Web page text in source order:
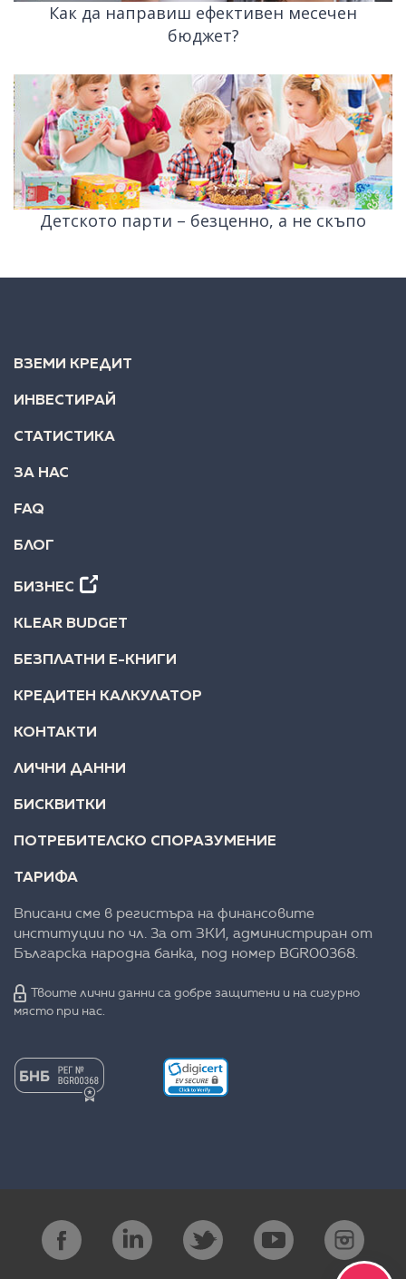
Как да направиш ефективен месечен
бюджет?
Детското парти – безценно, а не скъпо
ВЗЕМИ КРЕДИТ
ИНВЕСТИРАЙ
СТАТИСТИКА
ЗА НАС
FAQ
БЛОГ
БИЗНЕС
KLEAR BUDGET
БЕЗПЛАТНИ Е-КНИГИ
КРЕДИТЕН КАЛКУЛАТОР
КОНТАКТИ
ЛИЧНИ ДАННИ
БИСКВИТКИ
ПОТРЕБИТЕЛСКО СПОРАЗУМЕНИЕ
ТАРИФА
Вписани сме в регистъра на финансовите
институции по чл. 3а от ЗКИ, администриран от
Българска народна банка, под номер BGR00368.
Твоите лични данни са добре защитени и на сигурно
място при нас.